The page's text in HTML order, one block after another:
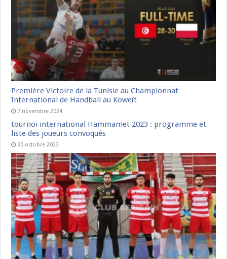
Première Victoire de la Tunisie au Championnat
International de Handball au Koweït
7 novembre 2024
tournoi international Hammamet 2023 : programme et
liste des joueurs convoqués
30 octobre 2023